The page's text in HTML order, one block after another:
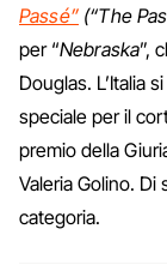
Passé”(“The
per “Nebraska”,
Douglas. L’Italia
speciale per il
premio della
Valeria Golino.
categoria.